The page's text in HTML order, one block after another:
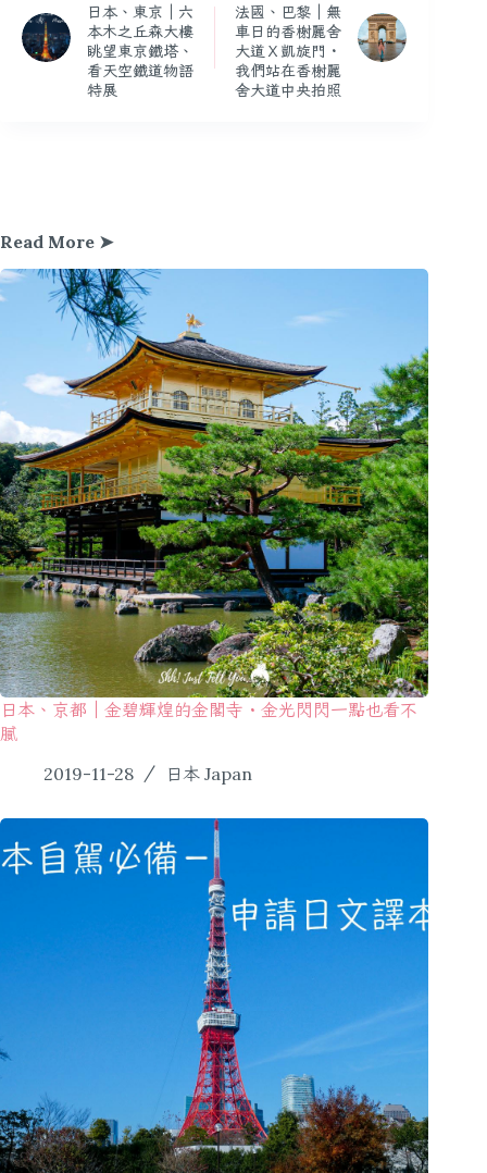
日本、東京｜六
本木之丘森大樓
眺望東京鐵塔、
看天空鐵道物語
特展
法國、巴黎｜無
車日的香榭麗舍
大道Ｘ凱旋門・
我們站在香榭麗
舍大道中央拍照
Read More ➤
日本、京都｜金碧輝煌的金閣寺・金光閃閃一點也看不
膩
2019-11-28
日本 Japan